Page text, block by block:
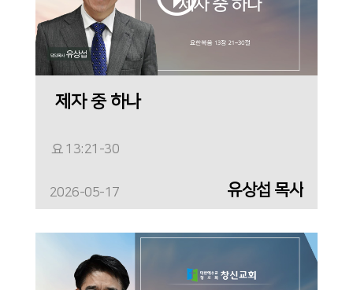
제자 중 하나
요 13:21-30
2026-05-17 유상섭 목사